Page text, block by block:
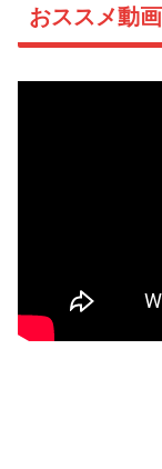
おススメ動画